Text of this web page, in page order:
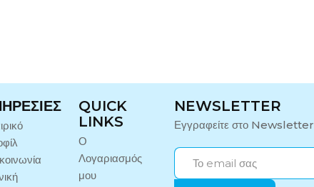
QUICK
LINKS
Ο
Λογαριασμός
μου
NEWSLETTER
Εγγραφείτε στο Newsletter